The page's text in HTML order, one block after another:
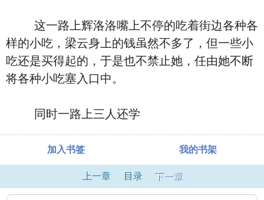
这一路上辉洛洛嘴上不停的吃着街边各种各
样的小吃，梁云身上的钱虽然不多了，但一些小
吃还是买得起的，于是也不禁止她，任由她不断
将各种小吃塞入口中。
同时一路上三人还学
加入书签 我的书架
上一章 目录 下一章